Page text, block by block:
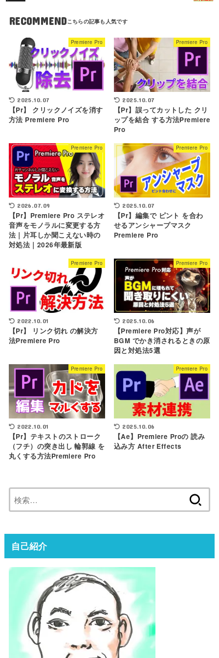
RECOMMEND
Premiere Pro
2025.10.07
【Pr】 クリックノイズを消す
方法 Premiere Pro
Premiere Pro
2025.10.07
【Pr】誤ってカットした クリ
ップを結合 する方法Premiere
Pro
Premiere Pro
2026.07.09
【Pr】Premiere Pro ステレオ
音声をモノラルに変更する方
法｜片耳しか聞こえない時の
対処法｜2026年最新版
Premiere Pro
2025.10.07
【Pr】編集で ピント を合わ
せるアンシャープマスク
Premiere Pro
Premiere Pro
2022.10.01
【Pr】 リンク切れ の解決方
法Premiere Pro
Premiere Pro
2025.10.06
【Premiere Pro対応】声が
BGM でかき消されるときの原
因と対処法5選
Premiere Pro
2022.10.01
【Pr】テキストのストローク
（フチ）の突き出し 輪郭線 を
丸くする方法Premiere Pro
Premiere Pro
2025.10.06
【Ae】Premiere Proの 読み
込み方 After Effects
索:
自己紹介